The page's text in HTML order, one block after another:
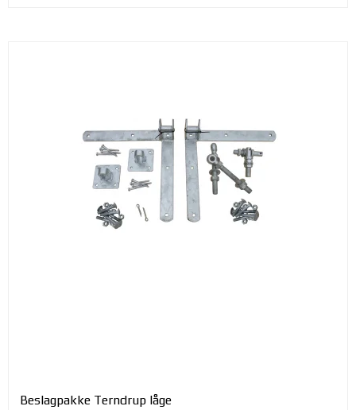
Beslagpakke Terndrup låge